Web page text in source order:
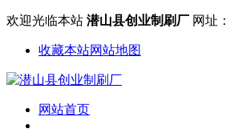
欢迎光临本站 潜山县创业制刷厂 网址：
收藏本站网站地图
网站首页